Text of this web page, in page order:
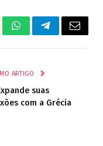
WhatsAppTelegrama
E-
ARTIGO
suas
com a Grécia